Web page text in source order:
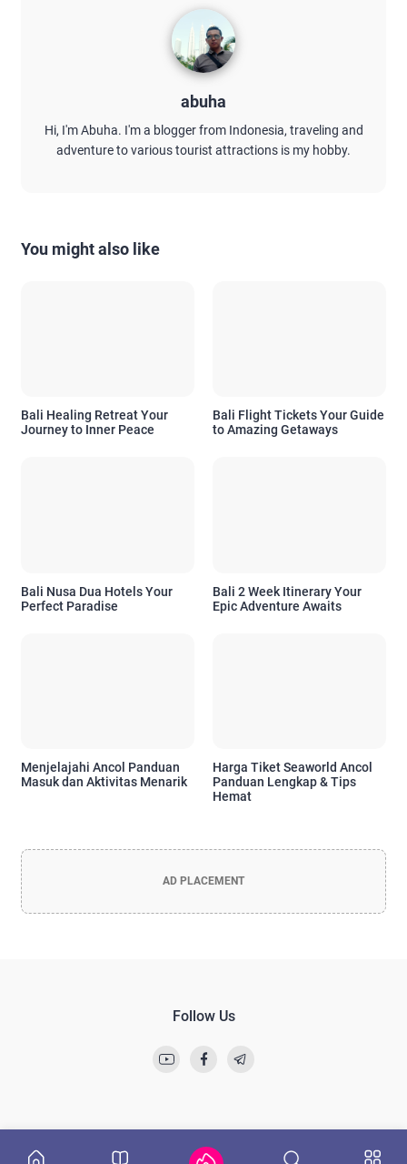
abuha
Hi, I'm Abuha. I'm a blogger from Indonesia, traveling and
adventure to various tourist attractions is my hobby.
You might also like
Bali Healing Retreat Your
Journey to Inner Peace
Bali Flight Tickets Your Guide
to Amazing Getaways
Bali Nusa Dua Hotels Your
Perfect Paradise
Bali 2 Week Itinerary Your
Epic Adventure Awaits
Menjelajahi Ancol Panduan
Masuk dan Aktivitas Menarik
Harga Tiket Seaworld Ancol
Panduan Lengkap & Tips
Hemat
AD PLACEMENT
Follow Us